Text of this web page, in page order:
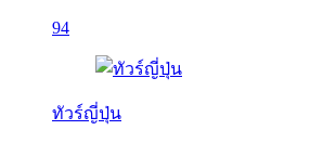
94
ทัวร์ญี่ปุ่น